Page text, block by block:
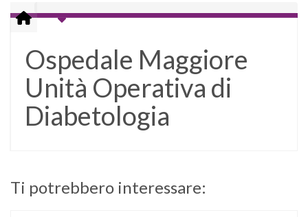
Ospedale Maggiore
Unità Operativa di
Diabetologia
Ti potrebbero interessare: